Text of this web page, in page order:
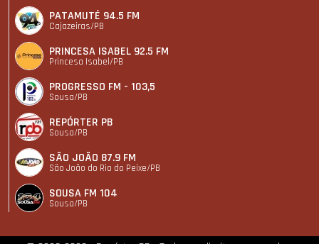
PATAMUTÉ 94.5 FM
Cajazeiras/PB
PRINCESA ISABEL 92.5 FM
Princesa Isabel/PB
PROGRESSO FM - 103,5
Sousa/PB
REPÓRTER PB
Sousa/PB
SÃO JOÃO 87.9 FM
São João do Rio do Peixe/PB
SOUSA FM 104
Sousa/PB